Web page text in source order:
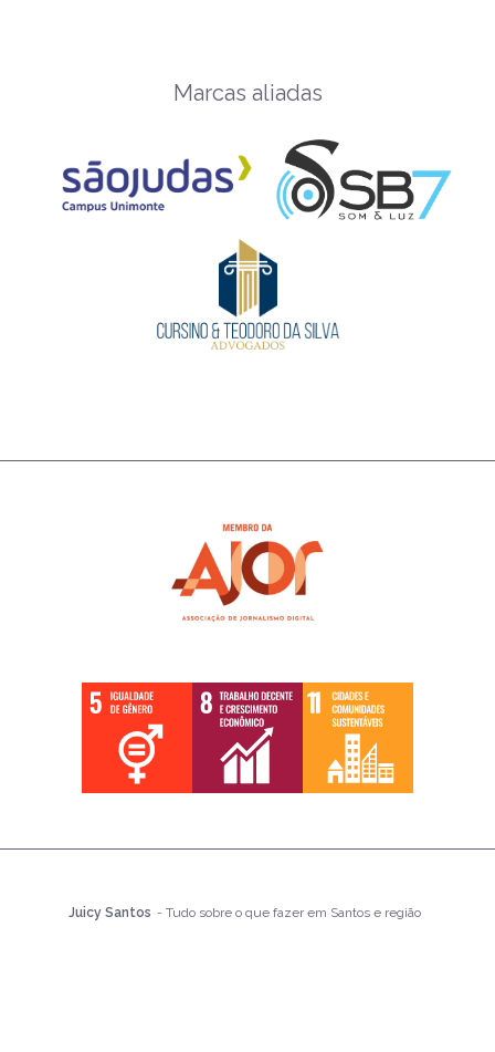
Marcas aliadas
Juicy Santos - Tudo sobre o que fazer em Santos e região